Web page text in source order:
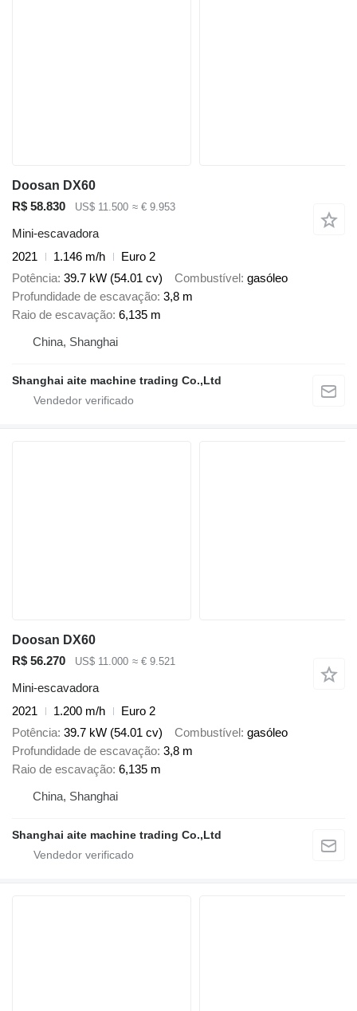
Doosan DX60
R$ 58.830
US$ 11.500 ≈ € 9.953
Mini-escavadora
2021
1.146 m/h
Euro 2
Potência 39.7 kW (54.01 cv) Combustível gasóleo
Profundidade de escavação 3,8 m
Raio de escavação 6,135 m
China, Shanghai
Shanghai aite machine trading Co.,Ltd
Doosan DX60
R$ 56.270
US$ 11.000 ≈ € 9.521
Mini-escavadora
2021
1.200 m/h
Euro 2
Potência 39.7 kW (54.01 cv) Combustível gasóleo
Profundidade de escavação 3,8 m
Raio de escavação 6,135 m
China, Shanghai
Shanghai aite machine trading Co.,Ltd